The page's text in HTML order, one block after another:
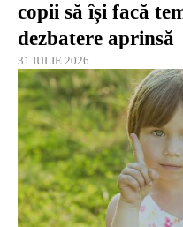
copii să își facă
dezbatere aprinsă
31 IULIE 2026